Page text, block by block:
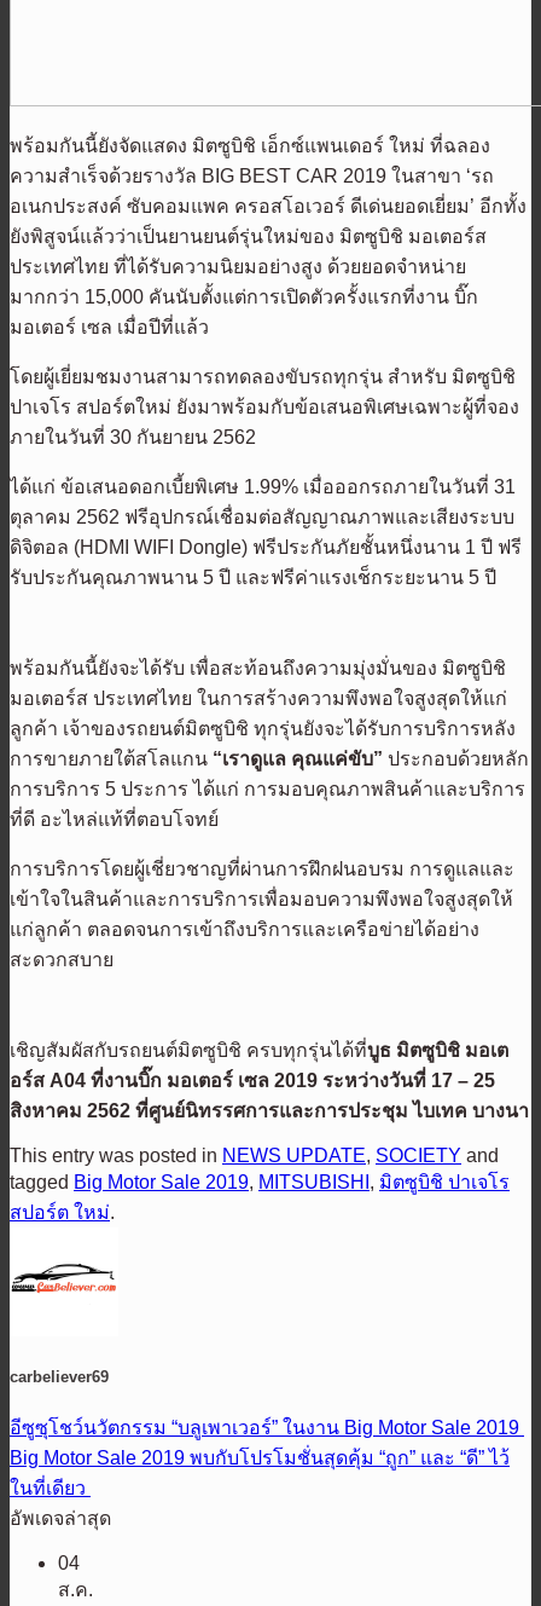
พร้อมกันนี้ยังจัดแสดง มิตซูบิชิ เอ็กซ์แพนเดอร์ ใหม่ ที่ฉลอง
ความสำเร็จด้วยรางวัล BIG BEST CAR 2019 ในสาขา ‘รถ
อเนกประสงค์ ซับคอมแพค ครอสโอเวอร์ ดีเด่นยอดเยี่ยม’ อีกทั้ง
ยังพิสูจน์แล้วว่าเป็นยานยนต์รุ่นใหม่ของ มิตซูบิชิ มอเตอร์ส
ประเทศไทย ที่ได้รับความนิยมอย่างสูง ด้วยยอดจำหน่าย
มากกว่า 15,000 คันนับตั้งแต่การเปิดตัวครั้งแรกที่งาน บิ๊ก
มอเตอร์ เซล เมื่อปีที่แล้ว
โดยผู้เยี่ยมชมงานสามารถทดลองขับรถทุกรุ่น สำหรับ มิตซูบิชิ
ปาเจโร สปอร์ตใหม่ ยังมาพร้อมกับข้อเสนอพิเศษเฉพาะผู้ที่จอง
ภายในวันที่ 30 กันยายน 2562
ได้แก่ ข้อเสนอดอกเบี้ยพิเศษ 1.99% เมื่อออกรถภายในวันที่ 31
ตุลาคม 2562 ฟรีอุปกรณ์เชื่อมต่อสัญญาณภาพและเสียงระบบ
ดิจิตอล (HDMI WIFI Dongle) ฟรีประกันภัยชั้นหนึ่งนาน 1 ปี ฟรี
รับประกันคุณภาพนาน 5 ปี และฟรีค่าแรงเช็กระยะนาน 5 ปี
พร้อมกันนี้ยังจะได้รับ เพื่อสะท้อนถึงความมุ่งมั่นของ มิตซูบิชิ
มอเตอร์ส ประเทศไทย ในการสร้างความพึงพอใจสูงสุดให้แก่
ลูกค้า เจ้าของรถยนต์มิตซูบิชิ ทุกรุ่นยังจะได้รับการบริการหลัง
การขายภายใต้สโลแกน “เราดูแล คุณแค่ขับ” ประกอบด้วยหลัก
การบริการ 5 ประการ ได้แก่ การมอบคุณภาพสินค้าและบริการ
ที่ดี อะไหล่แท้ที่ตอบโจทย์
การบริการโดยผู้เชี่ยวชาญที่ผ่านการฝึกฝนอบรม การดูแลและ
เข้าใจในสินค้าและการบริการเพื่อมอบความพึงพอใจสูงสุดให้
แก่ลูกค้า ตลอดจนการเข้าถึงบริการและเครือข่ายได้อย่าง
สะดวกสบาย
เชิญสัมผัสกับรถยนต์มิตซูบิชิ ครบทุกรุ่นได้ที่บูธ มิตซูบิชิ มอเต
อร์ส A04 ที่งานบิ๊ก มอเตอร์ เซล 2019 ระหว่างวันที่ 17 – 25
สิงหาคม 2562 ที่ศูนย์นิทรรศการและการประชุม ไบเทค บางนา
This entry was posted in NEWS UPDATE, SOCIETY and
tagged Big Motor Sale 2019, MITSUBISHI , มิตซูบิชิ ปาเจโร
สปอร์ต ใหม่.
carbeliever69
อีซูซุโชว์นวัตกรรม “บลูเพาเวอร์” ในงาน Big Motor Sale 2019
Big Motor Sale 2019 พบกับโปรโมชั่นสุดคุ้ม “ถูก” และ “ดี” ไว้
ในที่เดียว
อัพเดจล่าสุด
04
ส.ค.